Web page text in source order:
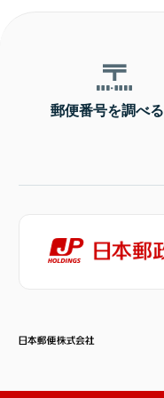
郵便番号を調べる